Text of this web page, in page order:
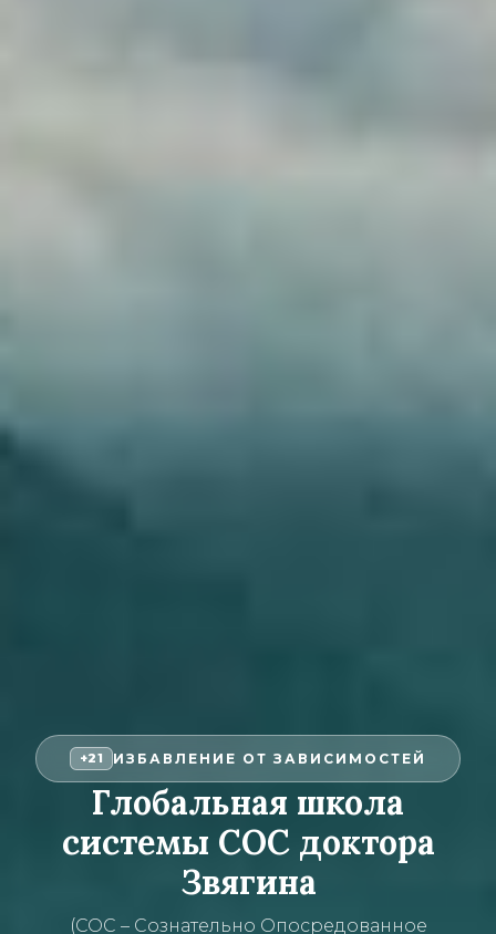
+21 ИЗБАВЛЕНИЕ ОТ ЗАВИСИМОСТЕЙ
Глобальная школа
системы СОС доктора
Звягина
(СОС – Сознательно Опосредованное